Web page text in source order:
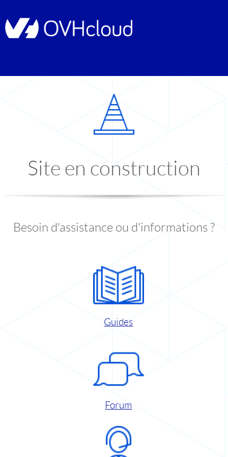
Site en construction
Besoin d'assistance ou d'informations ?
Guides
Forum